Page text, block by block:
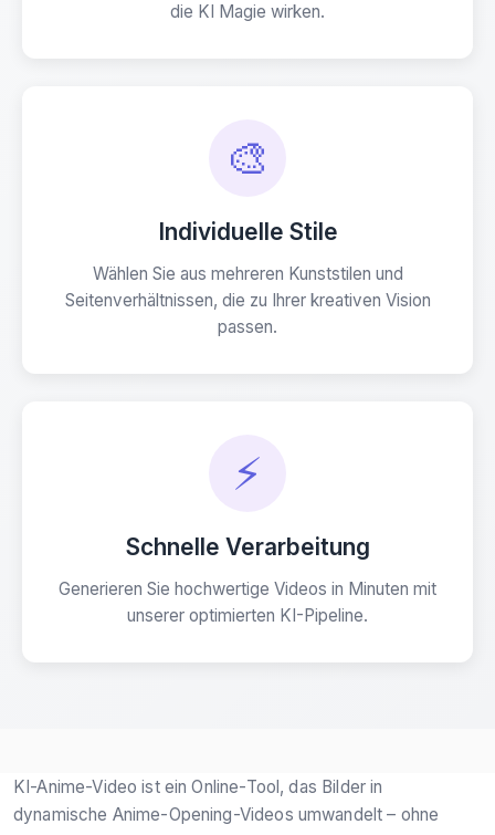
die KI Magie wirken.
🎨
Individuelle Stile
Wählen Sie aus mehreren Kunststilen und
Seitenverhältnissen, die zu Ihrer kreativen Vision
passen.
⚡
Schnelle Verarbeitung
Generieren Sie hochwertige Videos in Minuten mit
unserer optimierten KI-Pipeline.
KI-Anime-Video ist ein Online-Tool, das Bilder in
dynamische Anime-Opening-Videos umwandelt – ohne